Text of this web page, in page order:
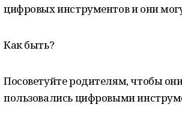
цифровых инструментов и они
Как быть?
Посоветуйте родителям, чтобы
пользовались цифровыми